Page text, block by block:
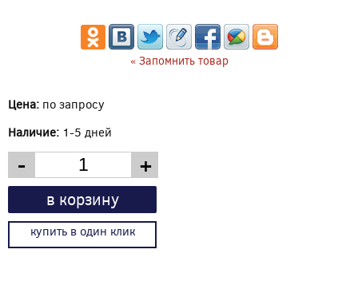
« Запомнить товар
Цена: по запросу
Наличие: 1-5 дней
- +
в корзину
купить в один клик